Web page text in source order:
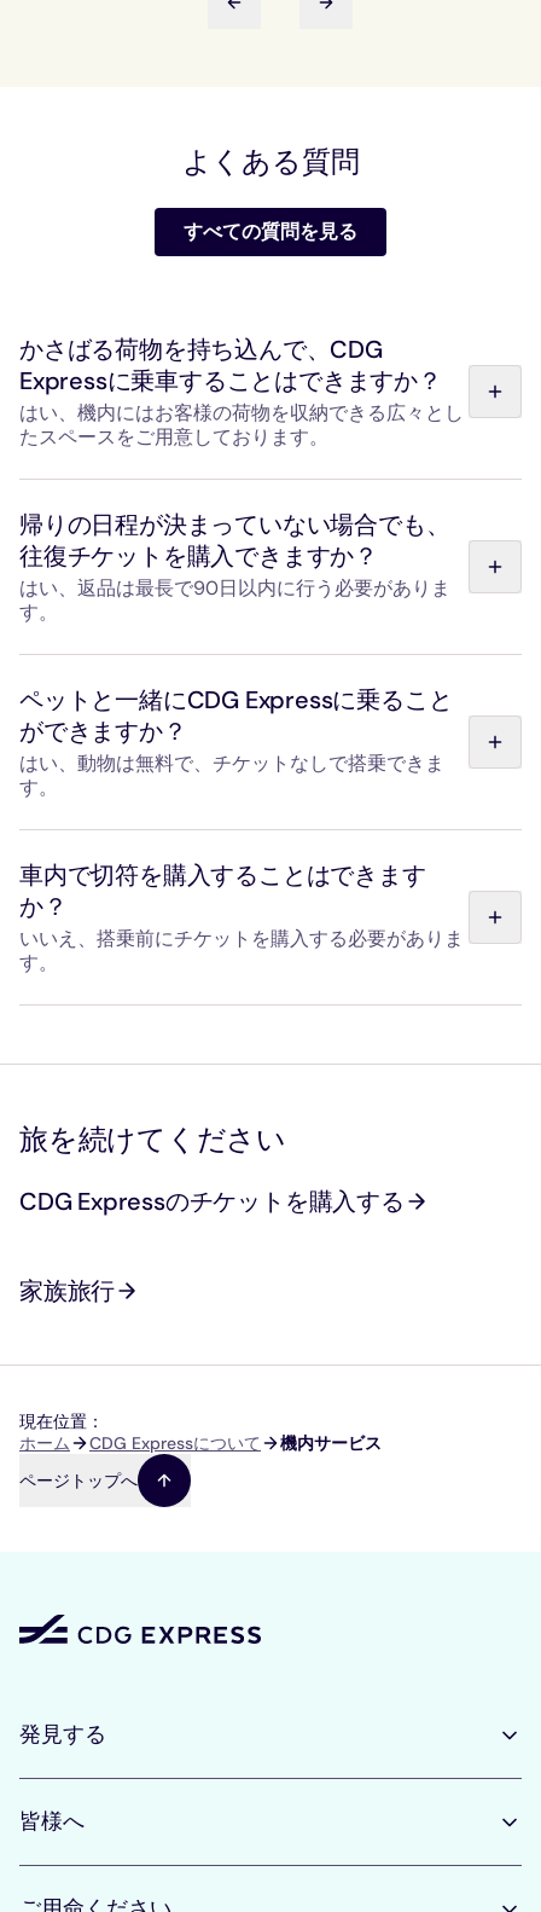
前のスライド次のスライド
よくある質問
すべての質問を見る
かさばる荷物を持ち込んで、CDG
Expressに乗車することはできますか？
はい、機内にはお客様の荷物を収納できる広々とし
たスペースをご用意しております。
ために、固定用ストラップやベルト付きの大型荷物置き場
が用意されています。各車両に車掌が乗務しており、乗車
時の荷物の設置をお手伝いいたします。
帰りの日程が決まっていない場合でも、
往復チケットを購入できますか？
はい、返品は最長で90日以内に行う必要がありま
す。
以内であれば、反対方向への利用が可能です。
ペットと一緒にCDG Expressに乗ること
ができますか？
はい、動物は無料で、チケットなしで搭乗できま
す。
態）に入れて：膝の上または足元に置いてください。リー
ドをつけた場合：動物には口輪を着用させ、足元で移動さ
せてください。盲導犬および介助犬は、条件なく同伴可能
です。
車内で切符を購入することはできます
か？
いいえ、搭乗前にチケットを購入する必要がありま
す。
す。
旅を続けてください
CDG Expressのチケットを購入する
家族旅行
現在位置：
パ
く
ホーム CDG Expressについて
機内サービス
ページトップへ
発見する
皆様へ